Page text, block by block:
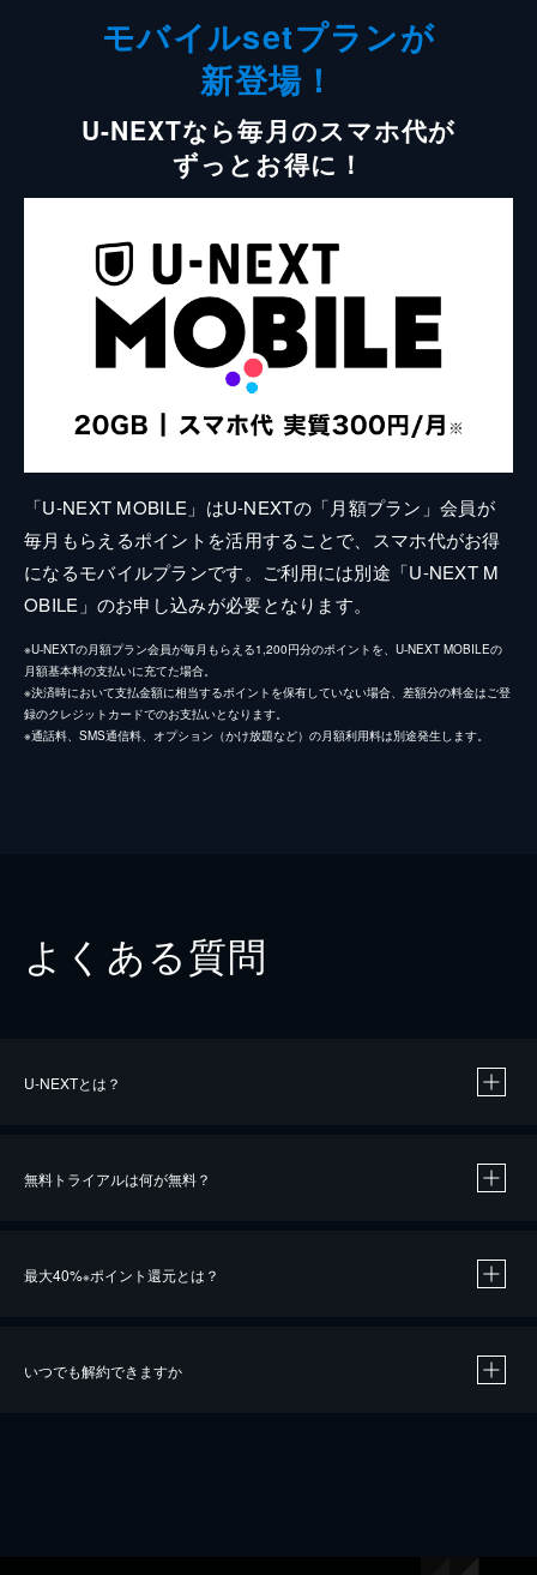
モバイルsetプランが
新登場！
U-NEXTなら毎月のスマホ代が
ずっとお得に！
「U-NEXT MOBILE」はU-NEXTの「月額プラン」会員が
毎月もらえるポイントを活用することで、スマホ代がお得
になるモバイルプランです。ご利用には別途「U-NEXT M
OBILE」のお申し込みが必要となります。
※U-NEXTの月額プラン会員が毎月もらえる1,200円分のポイントを、U-NEXT MOBILEの
月額基本料の支払いに充てた場合。
※決済時において支払金額に相当するポイントを保有していない場合、差額分の料金はご登
録のクレジットカードでのお支払いとなります。
※通話料、SMS通信料、オプション（かけ放題など）の月額利用料は別途発生します。
よくある質問
U-NEXTとは？
無料トライアルは何が無料？
最大40%※ポイント還元とは？
いつでも解約できますか